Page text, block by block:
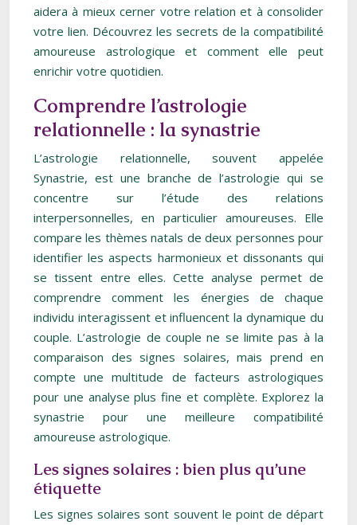
aidera à mieux cerner votre relation et à consolider
votre lien. Découvrez les secrets de la compatibilité
amoureuse astrologique et comment elle peut
enrichir votre quotidien.
Comprendre l’astrologie
relationnelle : la synastrie
L’astrologie relationnelle, souvent appelée
Synastrie, est une branche de l’astrologie qui se
concentre sur l’étude des relations
interpersonnelles, en particulier amoureuses. Elle
compare les thèmes natals de deux personnes pour
identifier les aspects harmonieux et dissonants qui
se tissent entre elles. Cette analyse permet de
comprendre comment les énergies de chaque
individu interagissent et influencent la dynamique du
couple. L’astrologie de couple ne se limite pas à la
comparaison des signes solaires, mais prend en
compte une multitude de facteurs astrologiques
pour une analyse plus fine et complète. Explorez la
synastrie pour une meilleure compatibilité
amoureuse astrologique.
Les signes solaires : bien plus qu’une
étiquette
Les signes solaires sont souvent le point de départ